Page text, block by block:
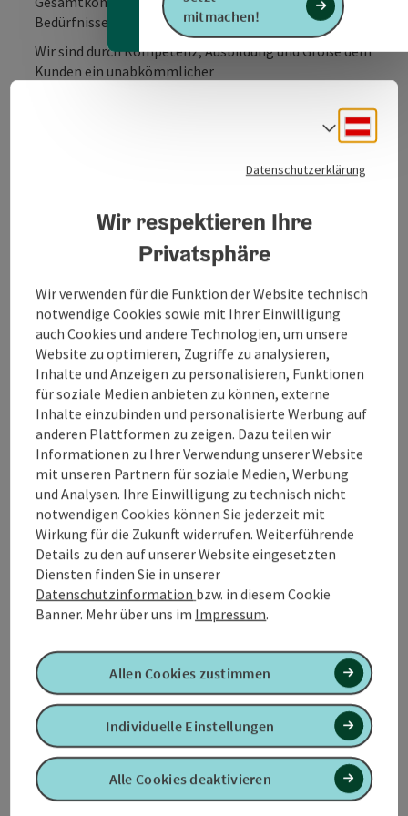
mitmachen!
Bedürfnisse mit den besten Konditionen, zu erstellen.
Wir sind durch Kompetenz, Ausbildung und Größe dem
Kunden ein unabkömmlicher
KFZ-Zulassungsstelle eingerichtet.
Ihre Vorteile durch die Beauftragung eines
• Bester Versicherungsschutz
• Günstige Prämien
• Professionelle Vertretung im Schadensfall
Vereinbaren Sie mit uns einen Termin für Ihren
Polizzen-Check.
Kontakt
Öffnungszeiten
Anreise/Lage
Preise
Eignung
Barrierefreiheit
Datenschutzerklärung
Wir respektieren Ihre
Privatsphäre
Wir verwenden für die Funktion der Website technisch
notwendige Cookies sowie mit Ihrer Einwilligung
auch Cookies und andere Technologien, um unsere
Website zu optimieren, Zugriffe zu analysieren,
Inhalte und Anzeigen zu personalisieren, Funktionen
für soziale Medien anbieten zu können, externe
Inhalte einzubinden und personalisierte Werbung auf
anderen Plattformen zu zeigen. Dazu teilen wir
Informationen zu Ihrer Verwendung unserer Website
mit unseren Partnern für soziale Medien, Werbung
und Analysen. Ihre Einwilligung zu technisch nicht
notwendigen Cookies können Sie jederzeit mit
Wirkung für die Zukunft widerrufen. Weiterführende
Details zu den auf unserer Website eingesetzten
Diensten finden Sie in unserer
Datenschutzinformation bzw. in diesem Cookie
Banner. Mehr über uns im Impressum.
Alle Cookies deaktivieren
Individuelle Einstellungen
Allen Cookies zustimmen